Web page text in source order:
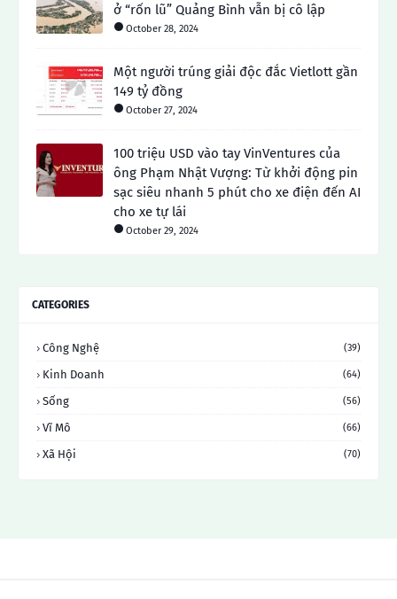
ở “rốn lũ” Quảng Bình vẫn bị cô lập
October 28, 2024
Một người trúng giải độc đắc Vietlott gần
149 tỷ đồng
October 27, 2024
100 triệu USD vào tay VinVentures của
ông Phạm Nhật Vượng: Từ khởi động pin
sạc siêu nhanh 5 phút cho xe điện đến AI
cho xe tự lái
October 29, 2024
CATEGORIES
Công Nghệ (39)
Kinh Doanh (64)
Sống (56)
Vĩ Mô (66)
Xã Hội (70)